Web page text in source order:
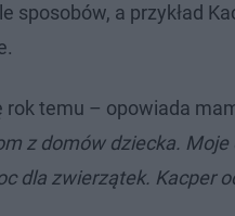
sposobów, a przykład
rok temu – opowiada
z domów dziecka.
dla zwierzątek. Kacper